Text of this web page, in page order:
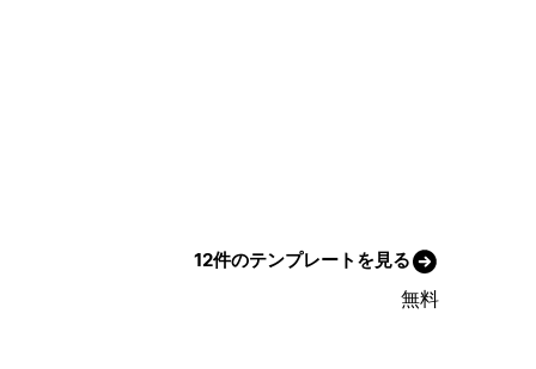
12件のテンプレートを見る
無料